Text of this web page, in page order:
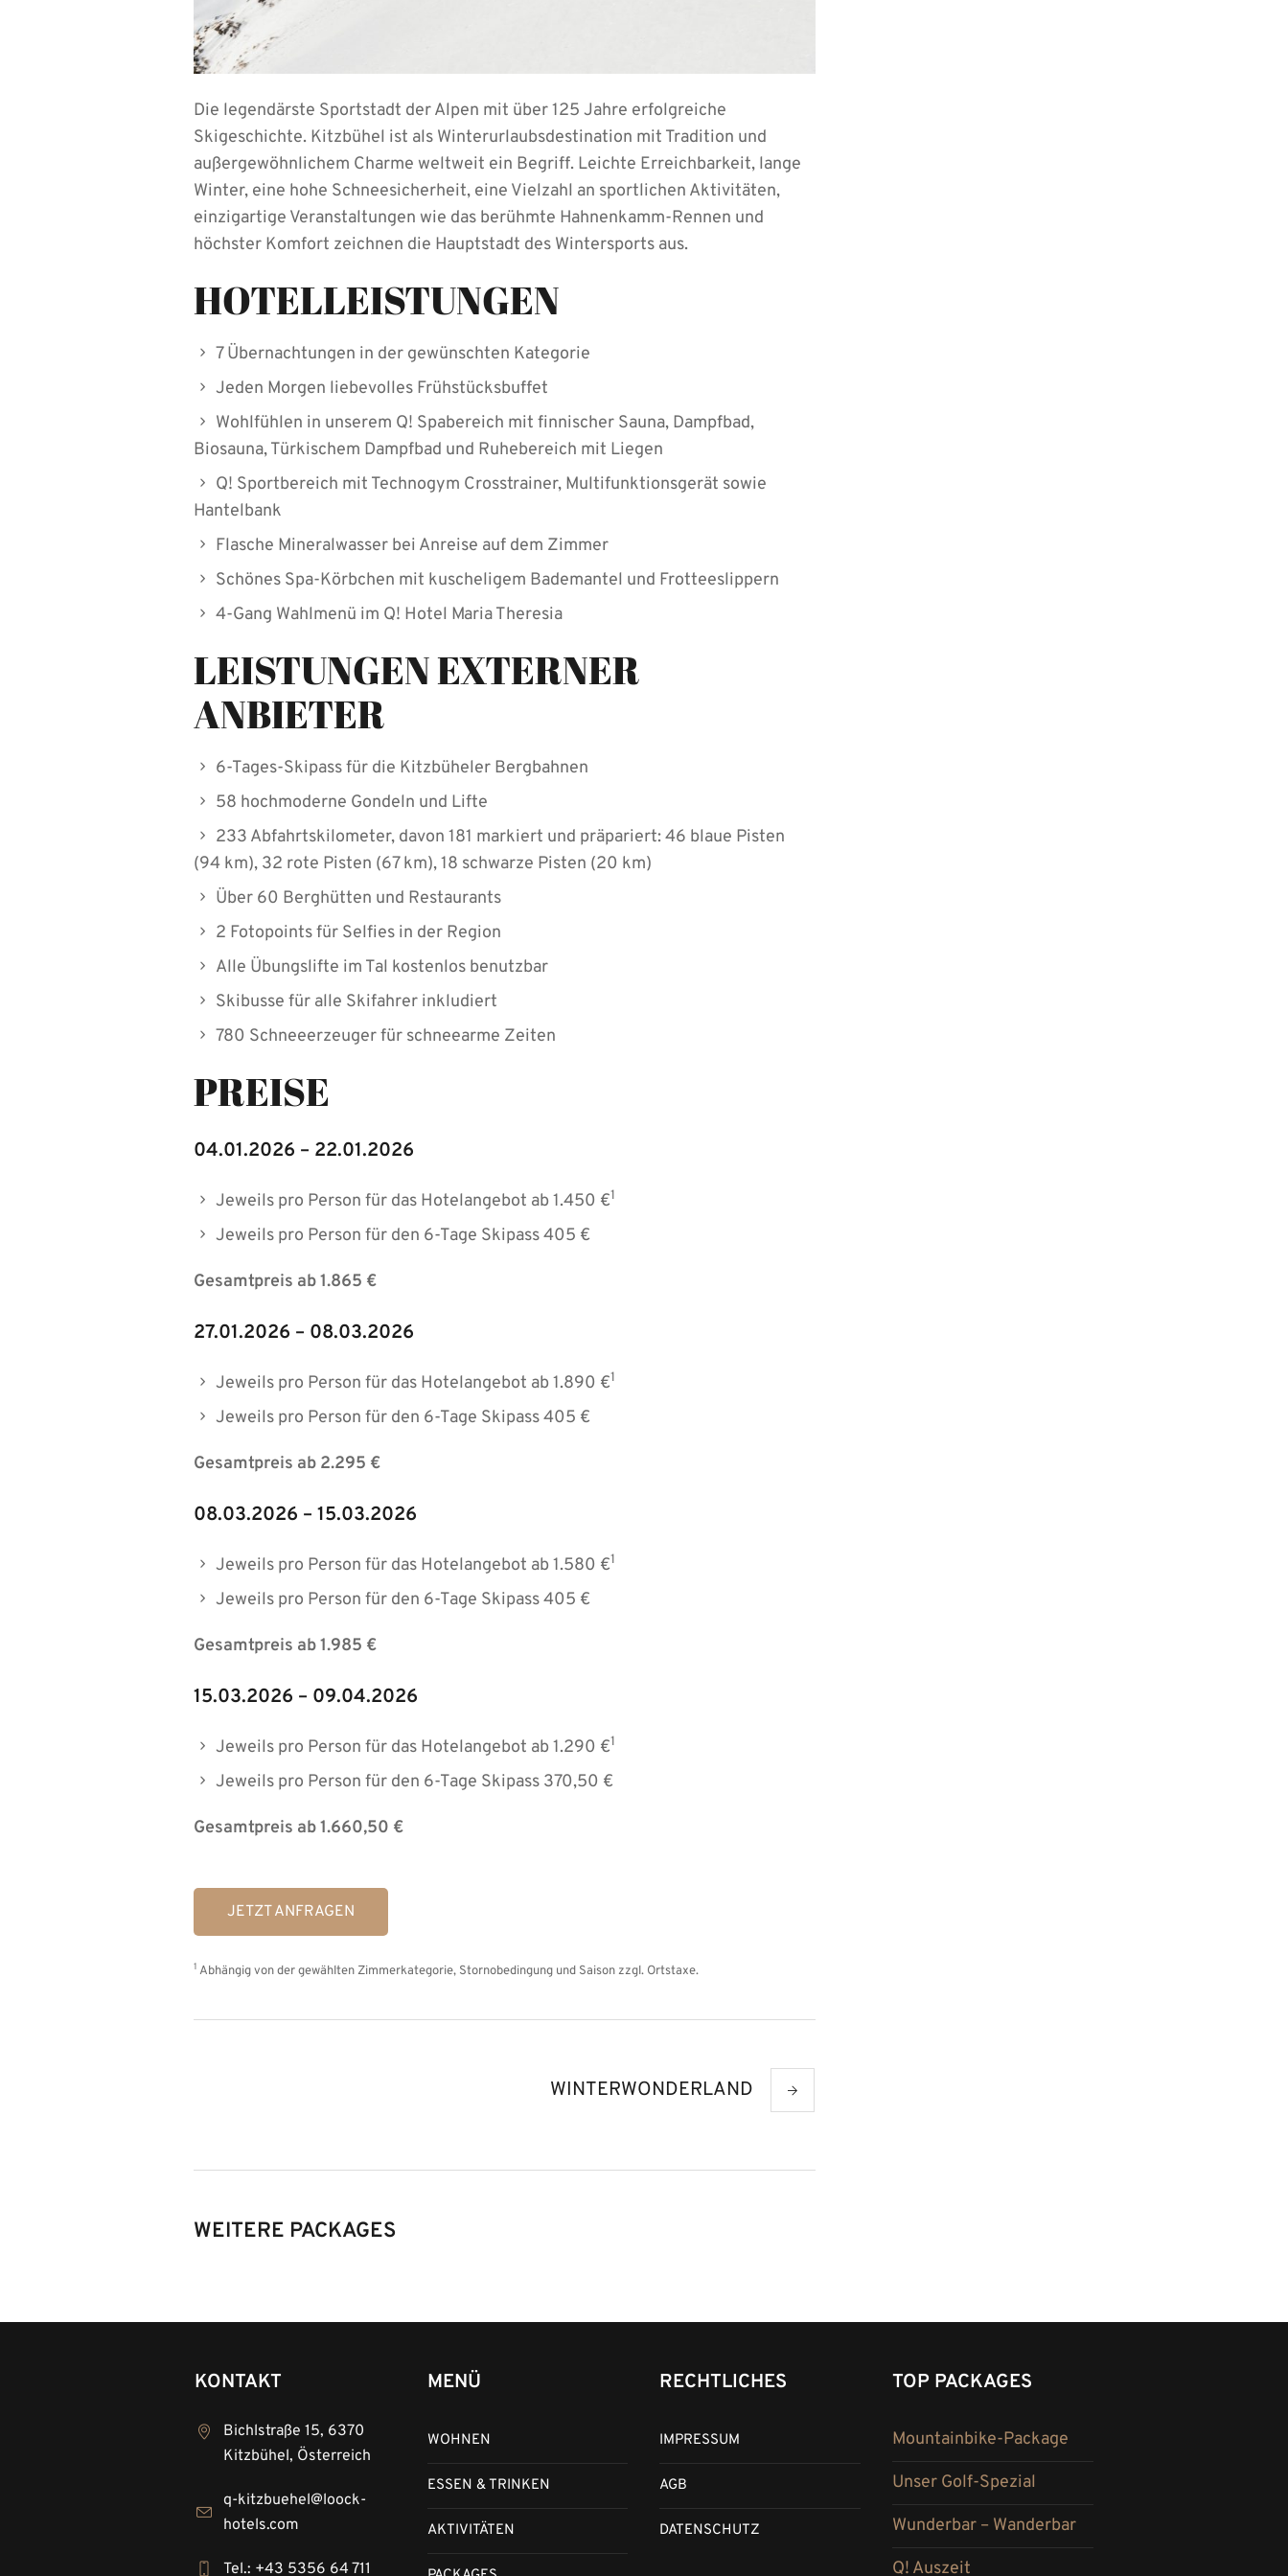
Die legendärste Sportstadt der Alpen mit über 125 Jahre erfolgreiche
Skigeschichte. Kitzbühel ist als Winterurlaubsdestination mit Tradition und
außergewöhnlichem Charme weltweit ein Begriff. Leichte Erreichbarkeit, lange
Winter, eine hohe Schneesicherheit, eine Vielzahl an sportlichen Aktivitäten,
einzigartige Veranstaltungen wie das berühmte Hahnenkamm-Rennen und
höchster Komfort zeichnen die Hauptstadt des Wintersports aus.
HOTELLEISTUNGEN
7 Übernachtungen in der gewünschten Kategorie
Jeden Morgen liebevolles Frühstücksbuffet
Wohlfühlen in unserem Q! Spabereich mit finnischer Sauna, Dampfbad,
Biosauna, Türkischem Dampfbad und Ruhebereich mit Liegen
Q! Sportbereich mit Technogym Crosstrainer, Multifunktionsgerät sowie
Hantelbank
Flasche Mineralwasser bei Anreise auf dem Zimmer
Schönes Spa-Körbchen mit kuscheligem Bademantel und Frotteeslippern
4-Gang Wahlmenü im Q! Hotel Maria Theresia
LEISTUNGEN EXTERNER
ANBIETER
6-Tages-Skipass für die Kitzbüheler Bergbahnen
58 hochmoderne Gondeln und Lifte
233 Abfahrtskilometer, davon 181 markiert und präpariert: 46 blaue Pisten
(94 km), 32 rote Pisten (67 km), 18 schwarze Pisten (20 km)
Über 60 Berghütten und Restaurants
2 Fotopoints für Selfies in der Region
Alle Übungslifte im Tal kostenlos benutzbar
Skibusse für alle Skifahrer inkludiert
780 Schneeerzeuger für schneearme Zeiten
PREISE
04.01.2026 – 22.01.2026
Jeweils pro Person für das Hotelangebot ab 1.450 €1
Jeweils pro Person für den 6-Tage Skipass 405 €
Gesamtpreis ab 1.865 €
27.01.2026 – 08.03.2026
Jeweils pro Person für das Hotelangebot ab 1.890 €1
Jeweils pro Person für den 6-Tage Skipass 405 €
Gesamtpreis ab 2.295 €
08.03.2026 – 15.03.2026
Jeweils pro Person für das Hotelangebot ab 1.580 €1
Jeweils pro Person für den 6-Tage Skipass 405 €
Gesamtpreis ab 1.985 €
15.03.2026 – 09.04.2026
Jeweils pro Person für das Hotelangebot ab 1.290 €1
Jeweils pro Person für den 6-Tage Skipass 370,50 €
Gesamtpreis ab 1.660,50 €
JETZT ANFRAGEN
1 Abhängig von der gewählten Zimmerkategorie, Stornobedingung und Saison zzgl. Ortstaxe.
WINTERWONDERLAND
WEITERE PACKAGES
KONTAKT
Bichlstraße 15, 6370
Kitzbühel, Österreich
q-kitzbuehel@loock-
hotels.com
Tel.: +43 5356 64 711
MENÜ
WOHNEN
ESSEN & TRINKEN
AKTIVITÄTEN
RECHTLICHES
IMPRESSUM
AGB
DATENSCHUTZ
TOP PACKAGES
Mountainbike-Package
Unser Golf-Spezial
Wunderbar – Wanderbar
Q! Auszeit